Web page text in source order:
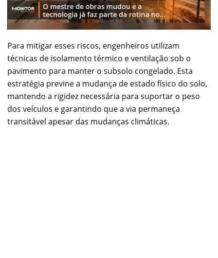
Para mitigar esses riscos, engenheiros utilizam
técnicas de isolamento térmico e ventilação sob o
pavimento para manter o subsolo congelado. Esta
estratégia previne a mudança de estado físico do solo,
mantendo a rigidez necessária para suportar o peso
dos veículos e garantindo que a via permaneça
transitável apesar das mudanças climáticas.